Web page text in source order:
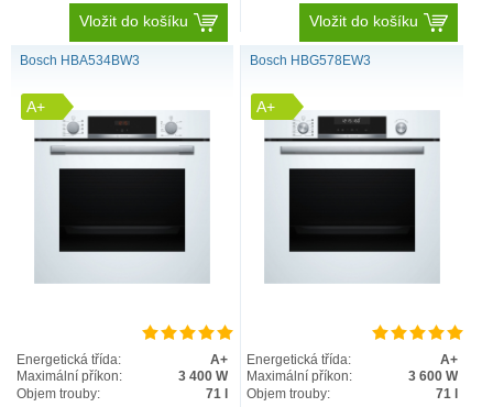
Vložit do košíku Vložit do košíku
Bosch HBA534BW3
A+
Energetická třída:
A+
Maximální příkon:
3 400 W
Objem trouby:
71 l
Bosch HBG578EW3
A+
Energetická třída:
A+
Maximální příkon:
3 600 W
Objem trouby:
71 l